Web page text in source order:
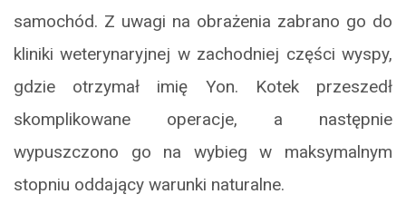
samochód. Z uwagi na obrażenia zabrano go do
kliniki weterynaryjnej w zachodniej części wyspy,
gdzie otrzymał imię Yon. Kotek przeszedł
skomplikowane operacje, a następnie
wypuszczono go na wybieg w maksymalnym
stopniu oddający warunki naturalne.